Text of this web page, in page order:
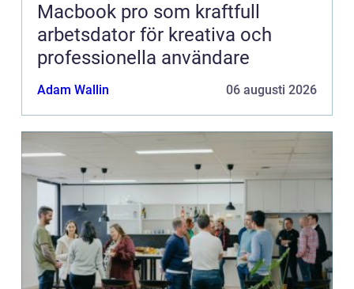
Macbook pro som kraftfull
arbetsdator för kreativa och
professionella användare
Adam Wallin 06 augusti 2026